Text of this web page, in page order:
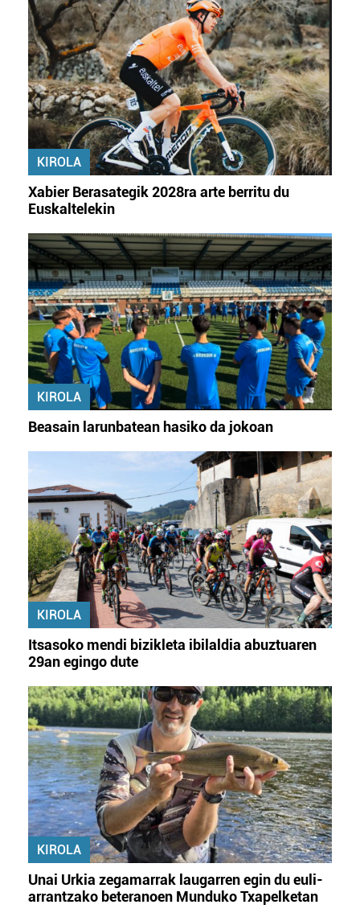
KIROLA
Xabier Berasategik 2028ra arte berritu du
Euskaltelekin
KIROLA
Beasain larunbatean hasiko da jokoan
KIROLA
Itsasoko mendi bizikleta ibilaldia abuztuaren
29an egingo dute
KIROLA
Unai Urkia zegamarrak laugarren egin du euli-
arrantzako beteranoen Munduko Txapelketan